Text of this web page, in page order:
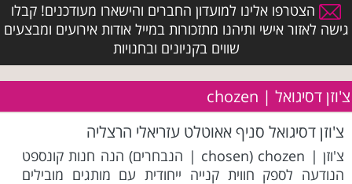
הצטרפו אלינו למועדון החברים והישארו מעודכנים! קבלו
גישה לאזור אישי ותיהנו מתזכורות במייל אודות אירועים ומבצעים
שווים בקניונים ובחנויות
צ'וזן דסיגואל | chozen
צ'וזן דסיגואל סניף אאוטלט עזריאלי הרצליה
צ'וזן | chozen (chosen | הנבחרים) הנה חנות קונספט
הנודעה לספק חווית קנייה ייחודית עם מותגים מובילים